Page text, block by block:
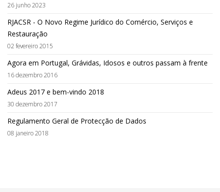
26 junho 2023
RJACSR - O Novo Regime Jurídico do Comércio, Serviços e
Restauração
02 fevereiro 2015
Agora em Portugal, Grávidas, Idosos e outros passam à frente
16 dezembro 2016
Adeus 2017 e bem-vindo 2018
30 dezembro 2017
Regulamento Geral de Protecção de Dados
08 janeiro 2018